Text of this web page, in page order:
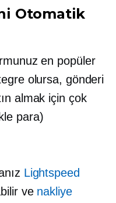
Otomatik
en popüler
olursa, gönderi
almak için çok
para)
Lightspeed
ve nakliye